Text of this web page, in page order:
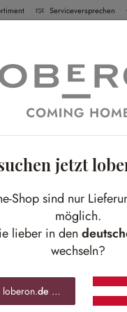
Serviceversprechen
Schlafen Bad
jetzt
Shop sind nur
möglich.
lieber in den
wechseln?
loberon.de